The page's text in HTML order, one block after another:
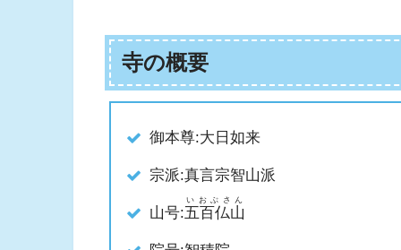
寺の概要
御本尊:大日如来
宗派:真言宗智山派
山号:五百仏山
いおぶさん